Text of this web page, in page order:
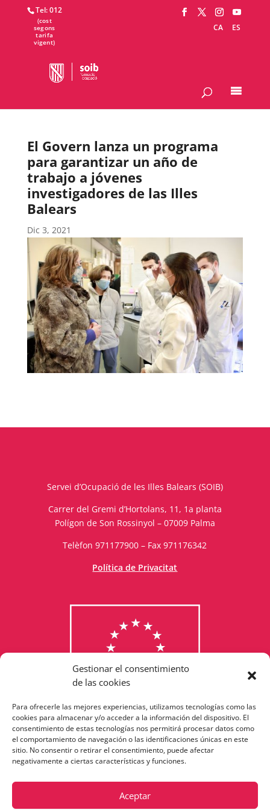
Gestionar el consentimiento
de las cookies
Para ofrecerle las mejores experiencias, utilizamos tecnologías como las
cookies para almacenar y/o acceder a la información del dispositivo. El
consentimiento de estas tecnologías nos permitirá procesar datos como
el comportamiento de navegación o las identificaciones únicas en este
sitio. No consentir o retirar el consentimiento, puede afectar
negativamente a ciertas características y funciones.
Aceptar
Tel: 012
CA
ES
El Govern lanza un programa
para garantizar un año de
trabajo a jóvenes
investigadores de las Illes
Balears
Dic 3, 2021
Consulta els programes
finançats per la Unió Europea
Servei d’Ocupació de les Illes Balears (SOIB)
Carrer del Gremi d’Hortolans, 11, 1a planta
Polígon de Son Rossinyol – 07009 Palma
Telèfon 971177900 – Fax 971176342
Política de Privacitat